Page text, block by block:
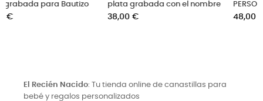
cruz de plata grabada
Precio
41,00 €
grabada
Precio
36,00 €
El Recién Nacido: Tu tienda online de canastillas para
bebé y regalos personalizados